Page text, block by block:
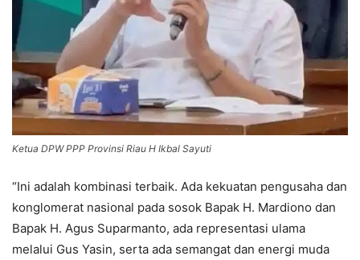
Ketua DPW PPP Provinsi Riau H Ikbal Sayuti
“Ini adalah kombinasi terbaik. Ada kekuatan pengusaha dan
konglomerat nasional pada sosok Bapak H. Mardiono dan
Bapak H. Agus Suparmanto, ada representasi ulama
melalui Gus Yasin, serta ada semangat dan energi muda